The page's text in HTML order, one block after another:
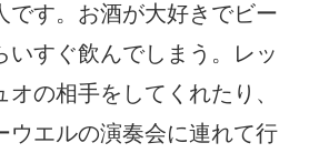
です。お酒が大好きでビー
いすぐ飲んでしまう。レッ
オの相手をしてくれたり、
ウエルの演奏会に連れて行